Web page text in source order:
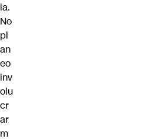
ia.
No
pl
an
eo
inv
olu
cr
ar
m